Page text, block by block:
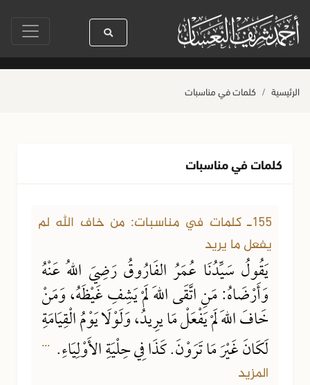
رسول الله ﷺ كله رحمة صلاة آخر أربعاء من صفر حياة القلوب وصحتها
الرئيسية كلمات في مناسبات
كلمات في مناسبات
155ـ كلمات في مناسبات: من خاف الله لم
يفعل ما يريد
يَقُولُ سَيِّدُنَا عُمَرُ الفَارُوقُ رَضِيَ اللهُ عَنْهُ
وَأَرْضَاهُ: مَنِ اتَّقَى اللهَ لَمْ يَشِفِ غَيْظَهُ، وَمَنْ
خَافَ اللهَ لَمْ يَفْعَلْ مَا يرِيدُ، وَلَوْلَا يَوْمُ الْقِيَامَةِ
لَكَانَ غَيْرَ مَا تَرَوْنَ. كَذَا فِي حِلْيَةِ الأَوْلِيَاءِ. ...
المزيد